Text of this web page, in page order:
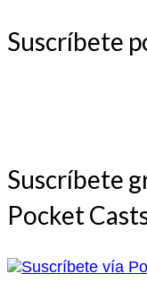
Suscríbete
Suscríbete
Pocket